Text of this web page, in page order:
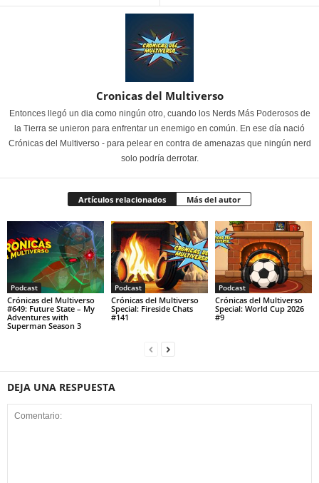
Cronicas del Multiverso
Entonces llegó un dia como ningún otro, cuando los Nerds Más Poderosos de
la Tierra se unieron para enfrentar un enemigo en común. En ese día nació
Crónicas del Multiverso - para pelear en contra de amenazas que ningún nerd
solo podría derrotar.
Artículos relacionados Más del autor
Podcast
Crónicas del Multiverso
#649: Future State – My
Adventures with
Superman Season 3
Podcast
Crónicas del Multiverso
Special: Fireside Chats
#141
Podcast
Crónicas del Multiverso
Special: World Cup 2026
#9
DEJA UNA RESPUESTA